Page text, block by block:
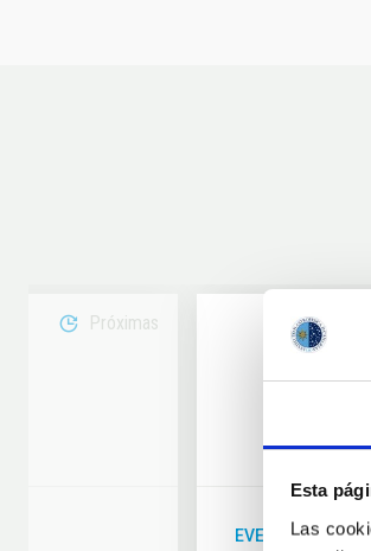
Esta
Las
Próximas
EVENTO